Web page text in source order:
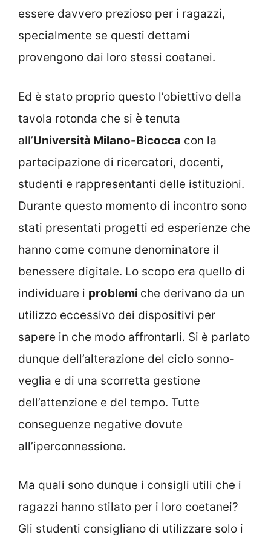
essere davvero prezioso per i ragazzi,
specialmente se questi dettami
provengono dai loro stessi coetanei.
Ed è stato proprio questo l’obiettivo della
tavola rotonda che si è tenuta
all’Università Milano-Bicocca con la
partecipazione di ricercatori, docenti,
studenti e rappresentanti delle istituzioni.
Durante questo momento di incontro sono
stati presentati progetti ed esperienze che
hanno come comune denominatore il
benessere digitale. Lo scopo era quello di
individuare i problemi che derivano da un
utilizzo eccessivo dei dispositivi per
sapere in che modo affrontarli. Si è parlato
dunque dell’alterazione del ciclo sonno-
veglia e di una scorretta gestione
dell’attenzione e del tempo. Tutte
conseguenze negative dovute
all’iperconnessione.
Ma quali sono dunque i consigli utili che i
ragazzi hanno stilato per i loro coetanei?
Gli studenti consigliano di utilizzare solo i